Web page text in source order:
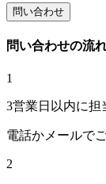
問い合わせ
問い合わせの流
1
3営業日以内に担
電話かメールで
2